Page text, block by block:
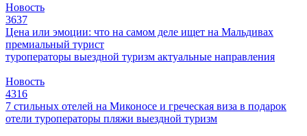
Новость
3637
Цена или эмоции: что на самом деле ищет на Мальдивах
премиальный турист
туроператоры выездной туризм актуальные направления
Новость
4316
7 стильных отелей на Миконосе и греческая виза в подарок
отели туроператоры пляжи выездной туризм